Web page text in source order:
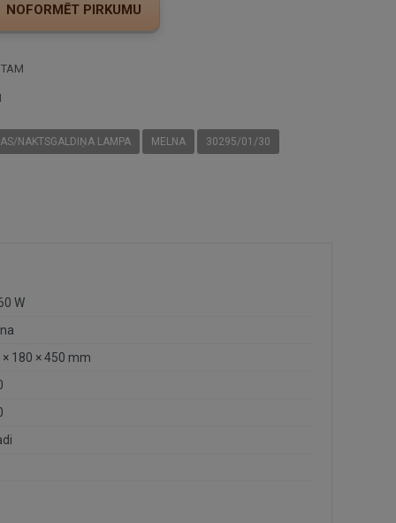
NAKTSGALDIŅA LAMPA MELNA 30295/01/30
W
180 × 450 mm